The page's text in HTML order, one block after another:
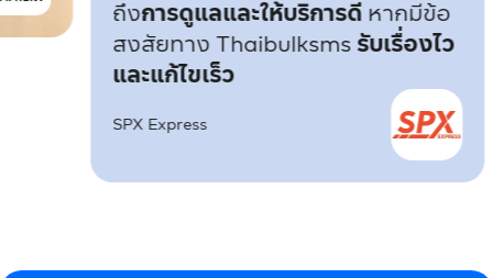
ถึงการดูแลและให้บริการดีหากมีข้อ
สงสัยทาง Thaibulksmsรับเรื่องไว
และแก้ไขเร็ว
SPX Express